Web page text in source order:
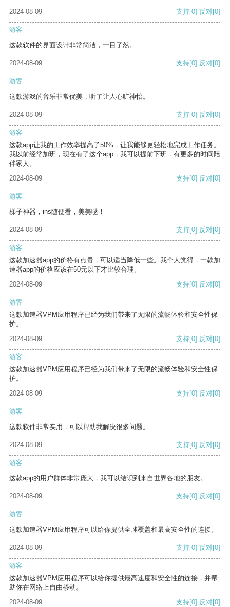
2024-08-09 支持[0] 反对[0]
游客
这款软件的界面设计非常简洁，一目了然。
2024-08-09 支持[0] 反对[0]
游客
这款游戏的音乐非常优美，听了让人心旷神怡。
2024-08-09 支持[0] 反对[0]
游客
这款app让我的工作效率提高了50%，让我能够更轻松地完成工作任务。
我以前经常加班，现在有了这个app，我可以提前下班，有更多的时间陪
伴家人。
2024-08-09
支持[0] 反对[0]
游客
梯子神器，ins随便看，美美哒！
2024-08-09 支持[0] 反对[0]
游客
这款加速器app的价格有点贵，可以适当降低一些。我个人觉得，一款加
速器app的价格应该在50元以下才比较合理。
2024-08-09
支持[0] 反对[0]
游客
这款加速器VPM应用程序已经为我们带来了无限的流畅体验和安全性保
护。
2024-08-09
支持[0] 反对[0]
游客
这款加速器VPM应用程序已经为我们带来了无限的流畅体验和安全性保
护。
2024-08-09
支持[0] 反对[0]
游客
这款软件非常实用，可以帮助我解决很多问题。
2024-08-09 支持[0] 反对[0]
游客
这款app的用户群体非常庞大，我可以结识到来自世界各地的朋友。
2024-08-09 支持[0] 反对[0]
游客
这款加速器VPM应用程序可以给你提供全球覆盖和最高安全性的连接。
2024-08-09 支持[0] 反对[0]
游客
这款加速器VPM应用程序可以给你提供最高速度和安全性的连接，并帮
助你在网络上自由移动。
2024-08-09
支持[0] 反对[0]